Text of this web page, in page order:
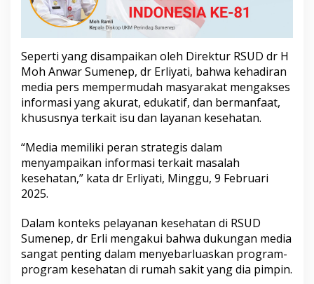
a
h
a
s
y
a
r
a
a
t
A
s
I
n
f
o
Seperti yang disampaikan oleh Direktur RSUD dr H
Moh Anwar Sumenep, dr Erliyati, bahwa kehadiran
media pers mempermudah masyarakat mengakses
informasi yang akurat, edukatif, dan bermanfaat,
khususnya terkait isu dan layanan kesehatan.
“Media memiliki peran strategis dalam
menyampaikan informasi terkait masalah
kesehatan,” kata dr Erliyati, Minggu, 9 Februari
2025.
Dalam konteks pelayanan kesehatan di RSUD
Sumenep, dr Erli mengakui bahwa dukungan media
sangat penting dalam menyebarluaskan program-
program kesehatan di rumah sakit yang dia pimpin.